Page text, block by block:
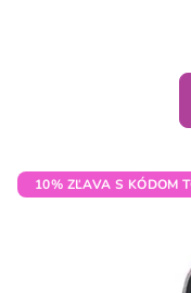
10% ZĽAVA S KÓDOM